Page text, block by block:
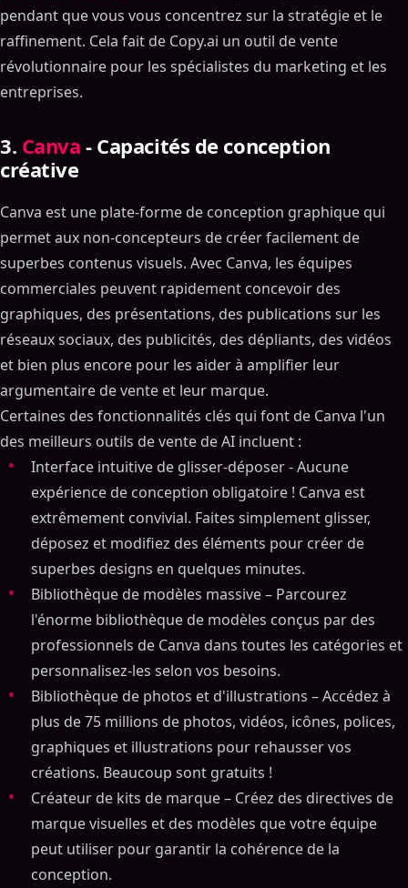
pendant que vous vous concentrez sur la stratégie et le
raffinement. Cela fait de Copy.ai un outil de vente
révolutionnaire pour les spécialistes du marketing et les
entreprises.
3. Canva - Capacités de conception
créative
Canva est une plate-forme de conception graphique qui
permet aux non-concepteurs de créer facilement de
superbes contenus visuels. Avec Canva, les équipes
commerciales peuvent rapidement concevoir des
graphiques, des présentations, des publications sur les
réseaux sociaux, des publicités, des dépliants, des vidéos
et bien plus encore pour les aider à amplifier leur
argumentaire de vente et leur marque.
Certaines des fonctionnalités clés qui font de Canva l'un
des meilleurs outils de vente de AI incluent :
Interface intuitive de glisser-déposer - Aucune
expérience de conception obligatoire ! Canva est
extrêmement convivial. Faites simplement glisser,
déposez et modifiez des éléments pour créer de
superbes designs en quelques minutes.
Bibliothèque de modèles massive – Parcourez
l'énorme bibliothèque de modèles conçus par des
professionnels de Canva dans toutes les catégories et
personnalisez-les selon vos besoins.
Bibliothèque de photos et d'illustrations – Accédez à
plus de 75 millions de photos, vidéos, icônes, polices,
graphiques et illustrations pour rehausser vos
créations. Beaucoup sont gratuits !
Créateur de kits de marque – Créez des directives de
marque visuelles et des modèles que votre équipe
peut utiliser pour garantir la cohérence de la
conception.